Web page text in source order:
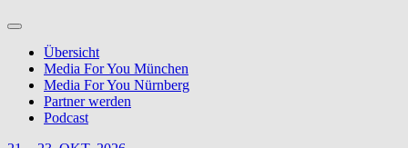
Übersicht
Media For You München
Media For You Nürnberg
Partner werden
Podcast